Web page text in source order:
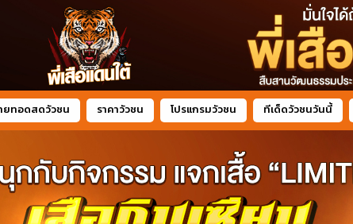
ยทอดสดวัวชน ราคาวัวชน โปรแกรมวัวชน ทีเด็ดวัวชนวันนี้